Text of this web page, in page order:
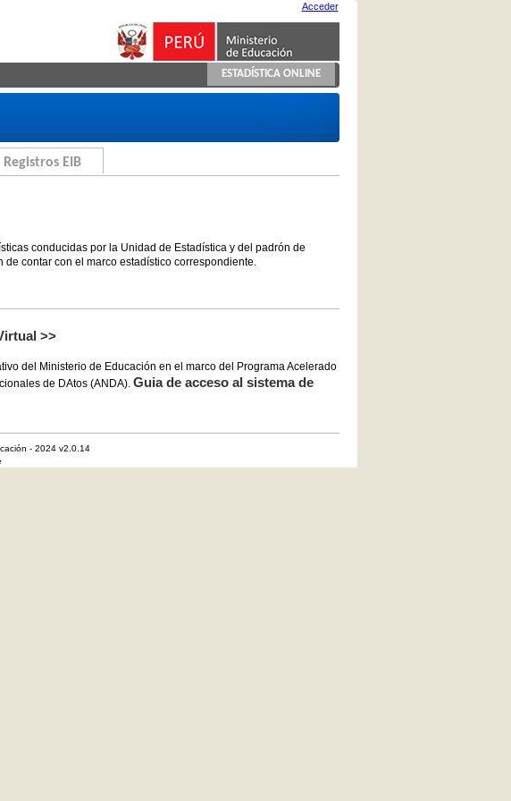
Acceder
ESTADÍSTICA ONLINE
Registros EIB
conducidas por la Unidad de Estadística y del padrón de
contar con el marco estadístico correspondiente.
>>
del Ministerio de Educación en el marco del Programa Acelerado
de DAtos (ANDA). Guia de acceso al sistema de
- 2024 v2.0.14